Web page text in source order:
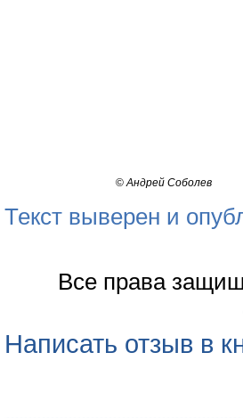
©Андрей Соболев
Текст выверен и
Все права
Написать отзыв в